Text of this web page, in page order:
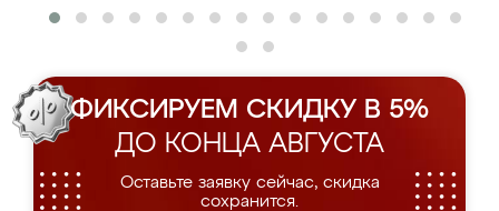
ФИКСИРУЕМ СКИДКУ В 5%
ДО КОНЦА АВГУСТА
Оставьте заявку сейчас, скидка
сохранится.